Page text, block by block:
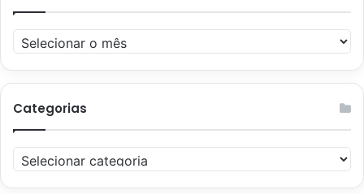
Arquivos
Categorias
Categorias